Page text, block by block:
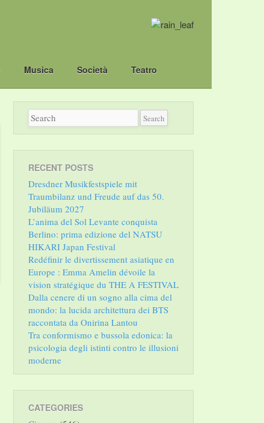
Musica Società Teatro
RECENT POSTS
Dresdner Musikfestspiele mit
Traumbilanz und Freude auf das 50.
Jubiläum 2027
L’anima del Sol Levante conquista
Berlino: prima edizione del NATSU
HIKARI Japan Festival
Redéfinir le divertissement asiatique en
Europe : Emma Amelin dévoile la
vision stratégique du THE A FESTIVAL
Dalla cenere di un sogno alla cima del
mondo: la lucida architettura dei BTS
raccontata da Onirina Lantou
Tra conformismo e bussola edonica: la
psicologia degli istinti contro le illusioni
moderne
CATEGORIES